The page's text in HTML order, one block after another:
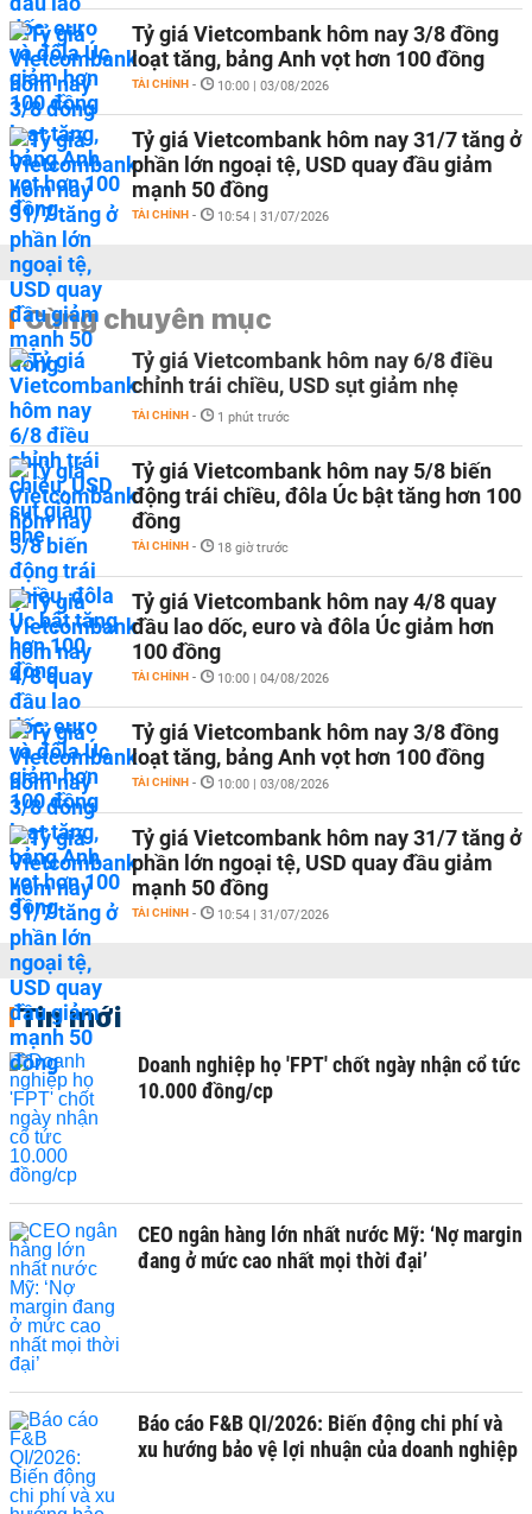
Tỷ giá Vietcombank hôm nay 3/8 đồng
loạt tăng, bảng Anh vọt hơn 100 đồng
TÀI CHÍNH - 10:00 | 03/08/2026
Tỷ giá Vietcombank hôm nay 31/7 tăng ở
phần lớn ngoại tệ, USD quay đầu giảm
mạnh 50 đồng
TÀI CHÍNH - 10:54 | 31/07/2026
Cùng chuyên mục
Tỷ giá Vietcombank hôm nay 6/8 điều
chỉnh trái chiều, USD sụt giảm nhẹ
TÀI CHÍNH - 1 phút trước
Tỷ giá Vietcombank hôm nay 5/8 biến
động trái chiều, đôla Úc bật tăng hơn 100
đồng
TÀI CHÍNH - 18 giờ trước
Tỷ giá Vietcombank hôm nay 4/8 quay
đầu lao dốc, euro và đôla Úc giảm hơn
100 đồng
TÀI CHÍNH - 10:00 | 04/08/2026
Tỷ giá Vietcombank hôm nay 3/8 đồng
loạt tăng, bảng Anh vọt hơn 100 đồng
TÀI CHÍNH - 10:00 | 03/08/2026
Tỷ giá Vietcombank hôm nay 31/7 tăng ở
phần lớn ngoại tệ, USD quay đầu giảm
mạnh 50 đồng
TÀI CHÍNH - 10:54 | 31/07/2026
Tin mới
Doanh nghiệp họ 'FPT' chốt ngày nhận cổ tức
10.000 đồng/cp
CEO ngân hàng lớn nhất nước Mỹ: ‘Nợ margin
đang ở mức cao nhất mọi thời đại’
Báo cáo F&B QI/2026: Biến động chi phí và
xu hướng bảo vệ lợi nhuận của doanh nghiệp